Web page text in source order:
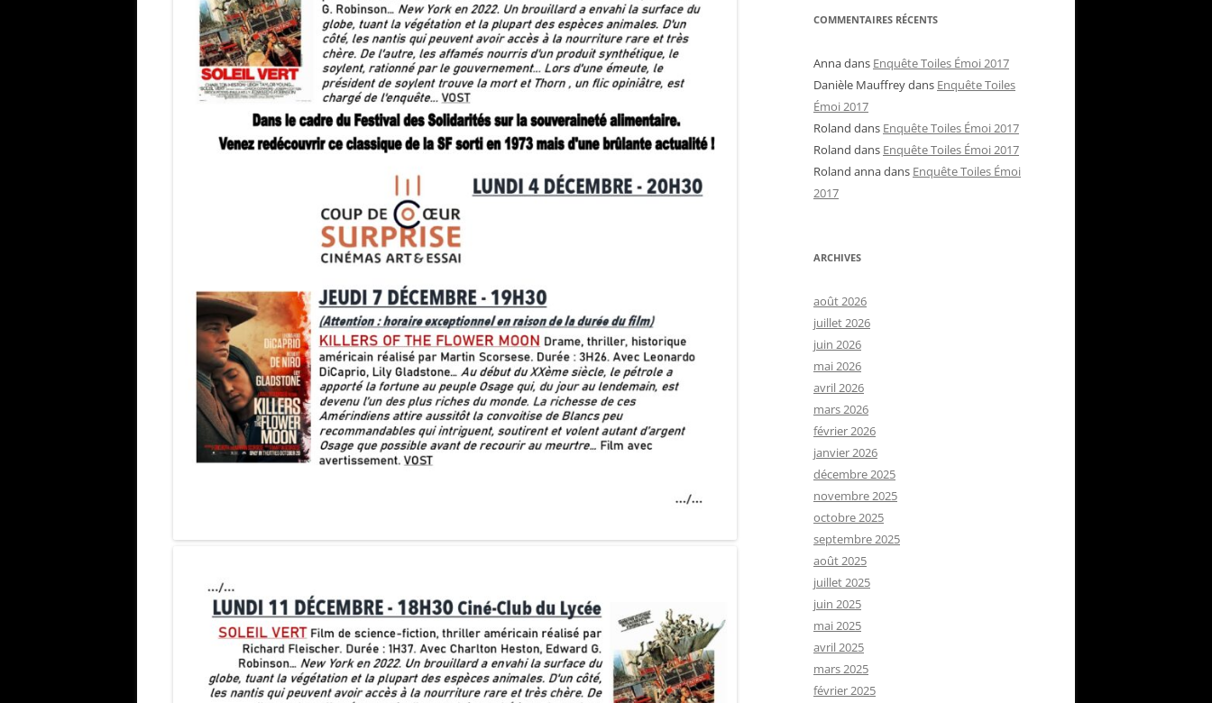
COMMENTAIRES RÉCENTS
Annadans Enquête Toiles Émoi 2017
Danièle Mauffreydans Enquête Toiles
Émoi 2017
Roland dans Enquête Toiles Émoi 2017
Roland dans Enquête Toiles Émoi 2017
Roland annadans Enquête Toiles Émoi
2017
ARCHIVES
août 2026
juillet 2026
juin 2026
mai 2026
avril 2026
mars 2026
février 2026
janvier 2026
décembre 2025
novembre 2025
octobre 2025
septembre 2025
août 2025
juillet 2025
juin 2025
mai 2025
avril 2025
mars 2025
février 2025